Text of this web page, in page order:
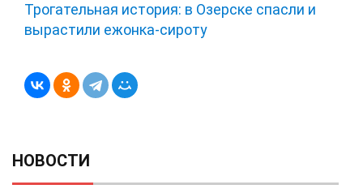
Трогательная история: в Озерске спасли и
вырастили ежонка‑сироту
НОВОСТИ